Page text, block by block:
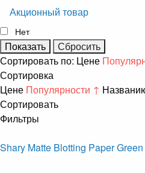
Акционный товар
Нет
Сортировать по: Цене
Сортировка
Цене Популярности ↑
Сортировать
Фильтры
Shary Matte Blotting Paper Green